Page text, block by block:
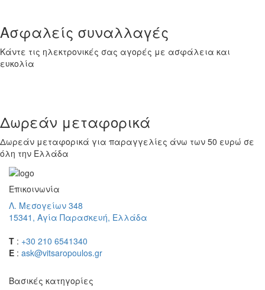
Ασφαλείς συναλλαγές
Κάντε τις ηλεκτρονικές σας αγορές με ασφάλεια και
ευκολία
Δωρεάν μεταφορικά
Δωρεάν μεταφορικά για παραγγελίες άνω των 50 ευρώ σε
όλη την Ελλάδα
Επικοινωνία
Λ. Μεσογείων 348
15341, Αγία Παρασκευή, Ελλάδα
T : +30 210 6541340
E : ask@vitsaropoulos.gr
Βασικές κατηγορίες